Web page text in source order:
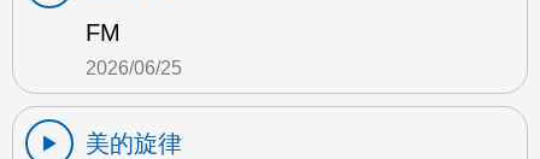
FM
2026/06/25
美的旋律